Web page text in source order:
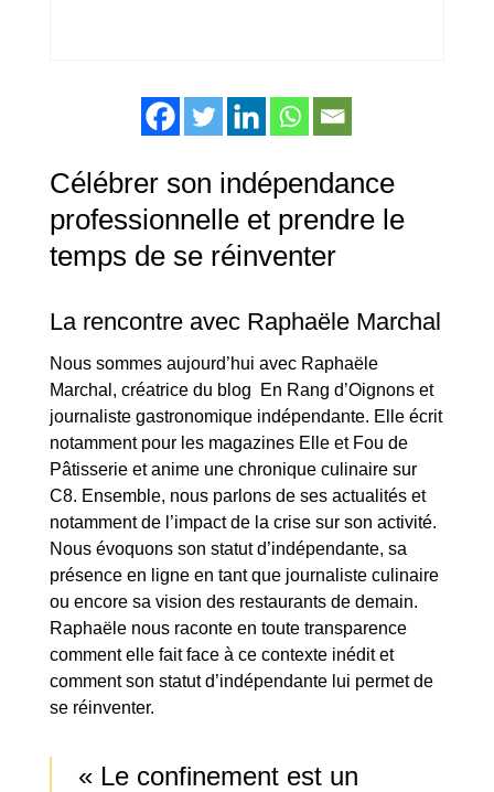
Célébrer son indépendance
professionnelle et prendre le
temps de se réinventer
La rencontre avec Raphaële Marchal
Nous sommes aujourd’hui avec Raphaële
Marchal, créatrice du blog En Rang d’Oignons et
journaliste gastronomique indépendante. Elle écrit
notamment pour les magazines Elle et Fou de
Pâtisserie et anime une chronique culinaire sur
C8. Ensemble, nous parlons de ses actualités et
notamment de l’impact de la crise sur son activité.
Nous évoquons son statut d’indépendante, sa
présence en ligne en tant que journaliste culinaire
ou encore sa vision des restaurants de demain.
Raphaële nous raconte en toute transparence
comment elle fait face à ce contexte inédit et
comment son statut d’indépendante lui permet de
se réinventer.
« Le confinement est un